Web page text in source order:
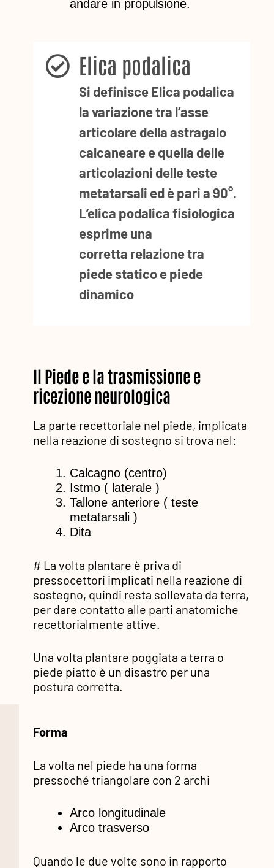
andare in propulsione.
Elica podalica
Si definisce Elica podalica
la variazione tra l’asse
articolare della astragalo
calcaneare e quella delle
articolazioni delle teste
metatarsali ed è pari a 90°.
L’elica podalica fisiologica
esprime una
corretta relazione tra
piede statico e piede
dinamico
Il Piede e la trasmissione e
ricezione neurologica
La parte recettoriale nel piede, implicata
nella reazione di sostegno si trova nel:
Calcagno (centro)
Istmo ( laterale )
Tallone anteriore ( teste
metatarsali )
Dita
# La volta plantare è priva di
pressocettori implicati nella reazione di
sostegno, quindi resta sollevata da terra,
per dare contatto alle parti anatomiche
recettorialmente attive.
Una volta plantare poggiata a terra o
piede piatto è un disastro per una
postura corretta.
Forma
La volta nel piede ha una forma
pressoché triangolare con 2 archi
Arco longitudinale
Arco trasverso
Quando le due volte sono in rapporto